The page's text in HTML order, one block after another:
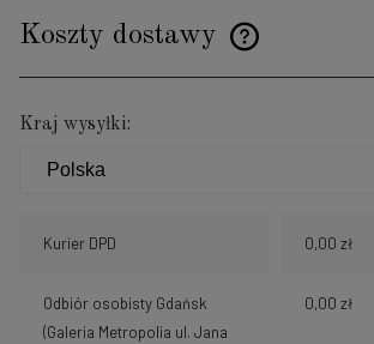
Koszty dostawy
Cena nie zawiera ewentualnych kosztów płatności
Kraj wysyłki:
Kurier DPD 0,00 zł
Odbiór osobisty Gdańsk
(Galeria Metropolia ul. Jana
0,00 zł